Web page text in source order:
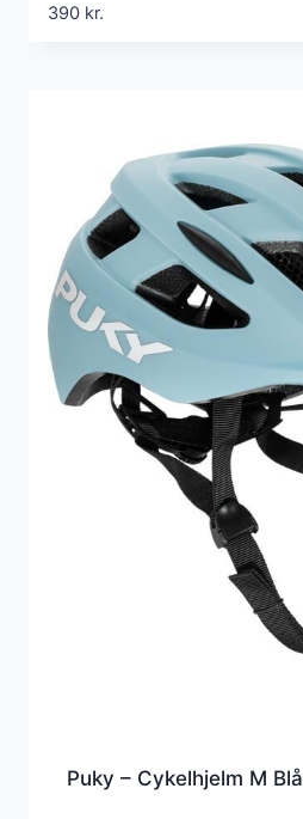
390 kr.
Puky – Cykelhjelm M Blå